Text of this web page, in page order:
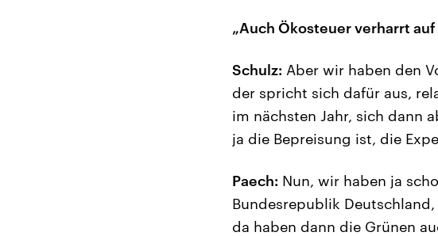
„Auch Ökosteuer verharrt
Schulz: Aber wir haben den
der spricht sich dafür aus,
im nächsten Jahr, sich dann
ja die Bepreisung ist, die
Paech: Nun, wir haben ja
Bundesrepublik
da haben dann die Grünen